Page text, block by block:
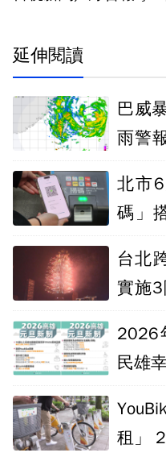
延伸閱讀
巴威
雨警
北市
碼」
台北
實施
2026
民雄
租」